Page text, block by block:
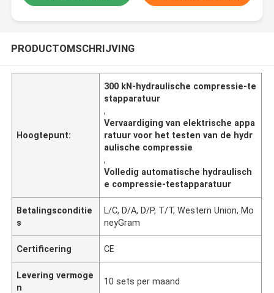
PRODUCTOMSCHRIJVING
Hoogtepunt:
300 kN-hydraulische compressie-te
stapparatuur
,
Vervaardiging van elektrische appa
ratuur voor het testen van de hydr
aulische compressie
,
Volledig automatische hydraulisch
e compressie-testapparatuur
Betalingsconditie
s
L/C, D/A, D/P, T/T, Western Union, Mo
neyGram
Certificering CE
Levering vermoge
n
10 sets per maand